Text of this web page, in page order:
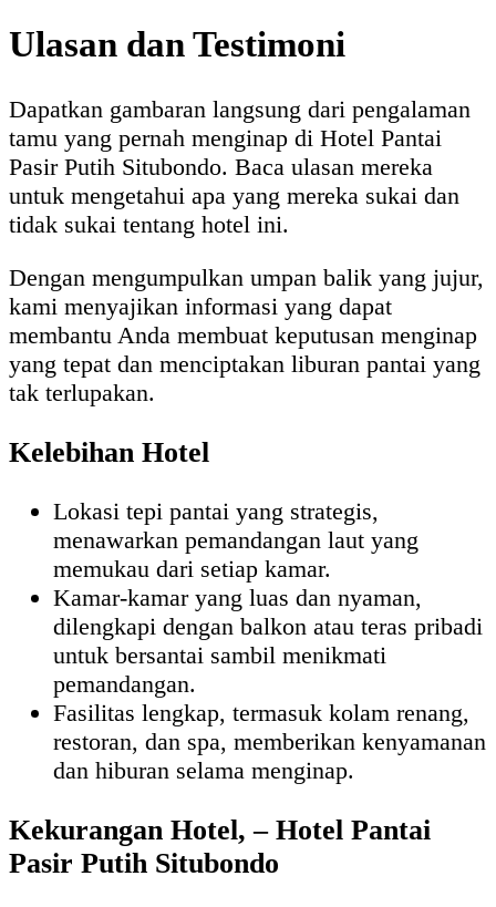
Ulasan dan Testimoni
Dapatkan gambaran langsung dari pengalaman
tamu yang pernah menginap di Hotel Pantai
Pasir Putih Situbondo. Baca ulasan mereka
untuk mengetahui apa yang mereka sukai dan
tidak sukai tentang hotel ini.
Dengan mengumpulkan umpan balik yang jujur,
kami menyajikan informasi yang dapat
membantu Anda membuat keputusan menginap
yang tepat dan menciptakan liburan pantai yang
tak terlupakan.
Kelebihan Hotel
Lokasi tepi pantai yang strategis,
menawarkan pemandangan laut yang
memukau dari setiap kamar.
Kamar-kamar yang luas dan nyaman,
dilengkapi dengan balkon atau teras pribadi
untuk bersantai sambil menikmati
pemandangan.
Fasilitas lengkap, termasuk kolam renang,
restoran, dan spa, memberikan kenyamanan
dan hiburan selama menginap.
Kekurangan Hotel, – Hotel Pantai
Pasir Putih Situbondo